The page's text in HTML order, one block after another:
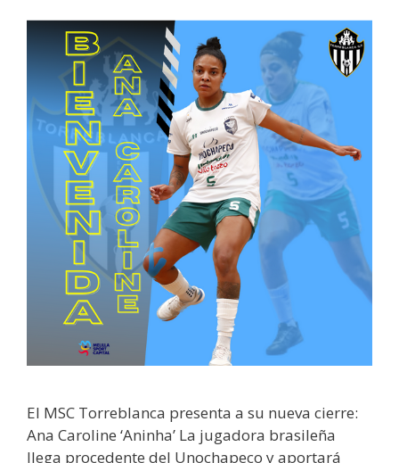
El MSC Torreblanca presenta a su nueva cierre:
Ana Caroline ‘Aninha’ La jugadora brasileña
llega procedente del Unochapeco y aportará